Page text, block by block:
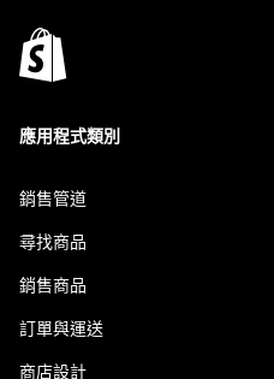
應用程式類別
銷售管道
尋找商品
銷售商品
訂單與運送
商店設計